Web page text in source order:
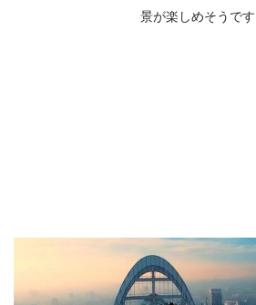
景が楽しめそうです